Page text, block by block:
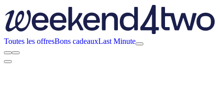
Toutes les offresBons cadeauxLast Minute